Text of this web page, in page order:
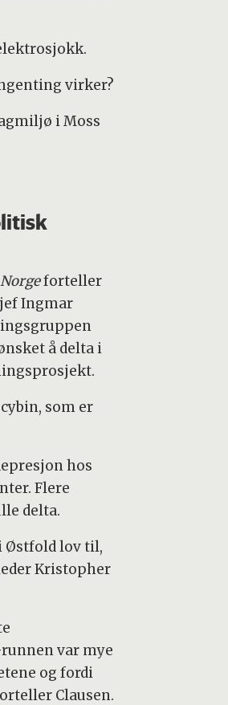
virker?
i Moss
forteller
Ingmar
å delta i
som er
hos
Flere
delta.
Østfold lov til,
Kristopher
var mye
og fordi
Clausen.